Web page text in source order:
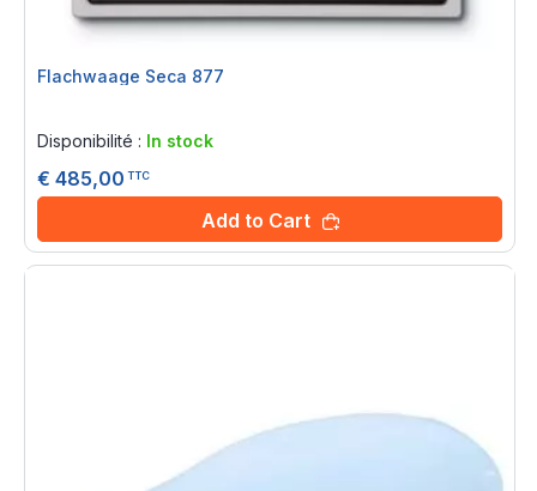
Flachwaage Seca 877
Disponibilité : In stock
€ 485,00 TTC
Add to Cart